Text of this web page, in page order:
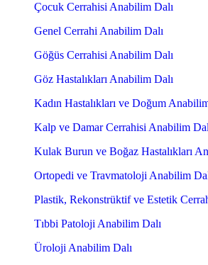
Çocuk Cerrahisi Anabilim Dalı
Genel Cerrahi Anabilim Dalı
Göğüs Cerrahisi Anabilim Dalı
Göz Hastalıkları Anabilim Dalı
Kadın Hastalıkları ve Doğum
Kalp ve Damar Cerrahisi Anabilim
Kulak Burun ve Boğaz Hastalıkları
Ortopedi ve Travmatoloji Anabilim
Plastik, Rekonstrüktif ve Estetik
Tıbbi Patoloji Anabilim Dalı
Üroloji Anabilim Dalı